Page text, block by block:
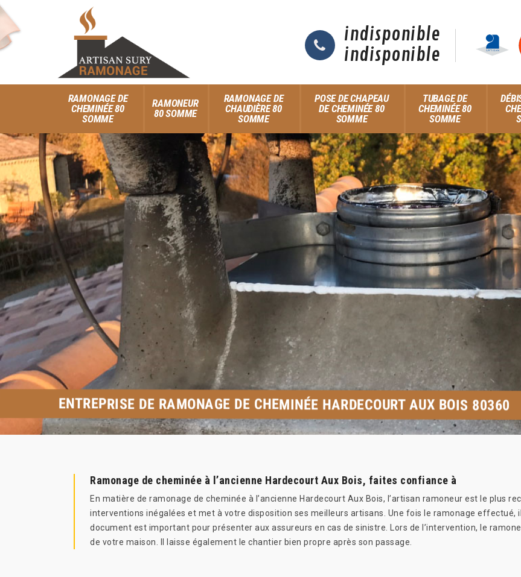
indisponible
indisponible
RAMONAGE DE
CHEMINÉE 80
SOMME
RAMONEUR
80 SOMME
RAMONAGE DE
CHAUDIÈRE 80
SOMME
POSE DE CHAPEAU
DE CHEMINÉE 80
SOMME
TUBAGE DE
CHEMINÉE 80
SOMME
ENTREPRISE DE RAMONAGE DE CHEMINÉE HARDECOURT AUX BOIS 80360
Ramonage de cheminée à l’ancienne Hardecourt Aux Bois, faites confiance à
En matière de ramonage de cheminée à l’ancienne Hardecourt Aux Bois, l’artisan ramoneur est le plus
interventions inégalées et met à votre disposition ses meilleurs artisans. Une fois le ramonage effectué,
document est important pour présenter aux assureurs en cas de sinistre. Lors de l’intervention, le
de votre maison. Il laisse également le chantier bien propre après son passage.